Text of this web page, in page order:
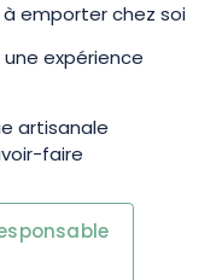
emporter chez soi
expérience
artisanale
faire